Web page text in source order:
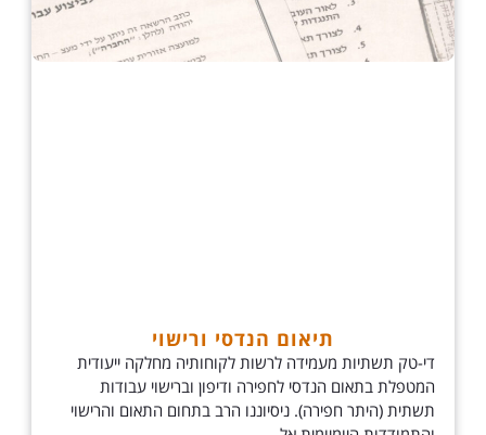
תיאום הנדסי ורישוי
די-טק תשתיות מעמידה לרשות לקוחותיה מחלקה ייעודית
המטפלת בתאום הנדסי לחפירה ודיפון וברישוי עבודות
תשתית (היתר חפירה). ניסיוננו הרב בתחום התאום והרישוי